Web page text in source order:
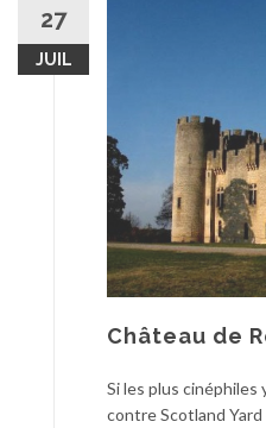
27
JUIL
Château de
Si les plus cinéphiles
contre Scotland